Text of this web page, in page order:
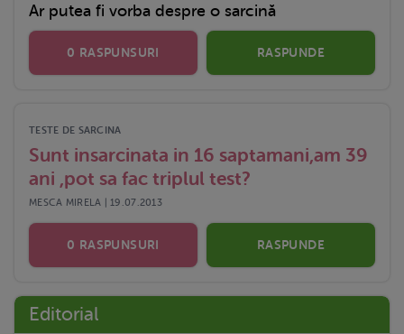
Ar putea fi vorba despre o sarcină
0 RASPUNSURI RASPUNDE
TESTE DE SARCINA
Sunt insarcinata in 16 saptamani,am 39
ani ,pot sa fac triplul test?
MESCA MIRELA | 19.07.2013
0 RASPUNSURI RASPUNDE
Editorial